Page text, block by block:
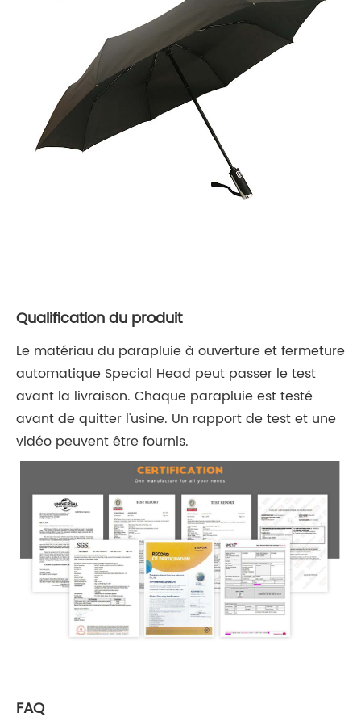
Qualification du produit
Le matériau du parapluie à ouverture et fermeture
automatique Special Head peut passer le test
avant la livraison. Chaque parapluie est testé
avant de quitter l'usine. Un rapport de test et une
vidéo peuvent être fournis.
FAQ